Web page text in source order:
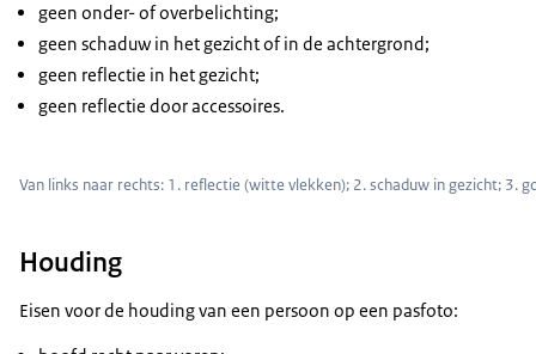
geen onder- of overbelichting;
geen schaduw in het gezicht of in de achtergrond;
geen reflectie in het gezicht;
geen reflectie door accessoires.
Van links naar rechts: 1. reflectie (witte vlekken); 2. schaduw in gezicht; 3.
Houding
Eisen voor de houding van een persoon op een pasfoto: